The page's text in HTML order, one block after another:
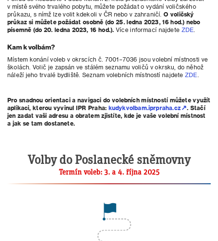
v místě svého trvalého pobytu, můžete požádat o vydání voličského
průkazu, s nímž lze volit kdekoli v ČR nebo v zahraničí.O voličský
průkaz si můžete požádat osobně (do 25. ledna 2023, 16 hod.) nebo
písemně (do 20. ledna 2023, 16 hod.). Více informací najdete ZDE
Kam k volbám?
Místem konání voleb v okrscích č. 7001–7036 jsou volební místnosti ve
školách. Volič je zapsán ve stálém seznamu voličů v okrsku, do něhož
náleží jeho trvalé bydliště. Seznam volebních místností najdeteZDE
Pro snadnou orientaci a navigaci do volebních místností můžete využít
aplikaci, kterou vyvinul IPR Praha: kudykvolbam.iprpraha.cz
. Stačí
jen zadat vaši adresu a obratem zjistíte, kde je vaše volební místnost
a jak se tam dostanete.